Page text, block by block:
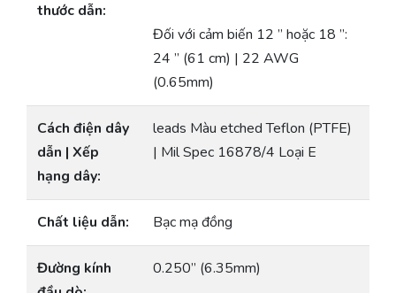
thước dẫn:
Đối với cảm biến 12 ” hoặc 18 ”:
24 ” (61 cm) | 22 AWG
(0.65mm)
Cách điện dây
dẫn | Xếp
hạng dây:
leads Màu etched Teflon (PTFE)
| Mil Spec 16878/4 Loại E
Chất liệu dẫn: Bạc mạ đồng
Đường kính
0.250” (6.35mm)